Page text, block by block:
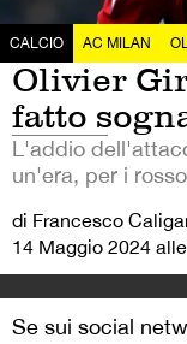
CALCIO AC MILAN
Olivier
fatto
L'addio
un'era, per i
di Francesco
14 Maggio 2024
Se sui social